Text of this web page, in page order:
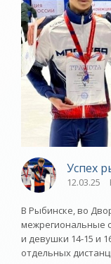
Успех
12.03.25
В Рыбинске, во
межрегиональные
и девушки 14-15 и
отдельных